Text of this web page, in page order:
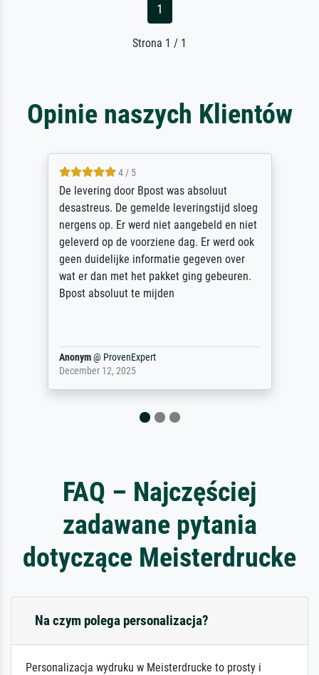
1
Strona 1 / 1
Opinie naszych Klientów
4 / 5
De levering door Bpost was absoluut
desastreus. De gemelde leveringstijd sloeg
nergens op. Er werd niet aangebeld en niet
geleverd op de voorziene dag. Er werd ook
geen duidelijke informatie gegeven over
wat er dan met het pakket ging gebeuren.
Bpost absoluut te mijden
Anonym@ProvenExpert
December 12, 2025
FAQ – Najczęściej
zadawane pytania
dotyczące Meisterdrucke
Na czym polega personalizacja?
Personalizacja wydruku w Meisterdrucke to prosty i